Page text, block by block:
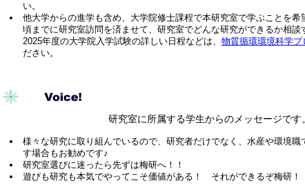
い。
他大学からの進学も含め、大学院修士課程で本研究室で学ぶことを希
頃までに研究室訪問を済ませて、研究室でどんな研究ができるか相談
2025年度の大学院入学試験の詳しい日程などは、 物質循環環境科学プ
ださい。
研究室に所属する学生からのメッセージです
様々な研究に取り組んでいるので、研究者だけでなく、水産や環境職
す場合もお勧めです♪
研究室選びに迷ったら先ずは梅研へ！！
遊びも研究も本気でやってこそ価値がある！ それができるぞ梅研！